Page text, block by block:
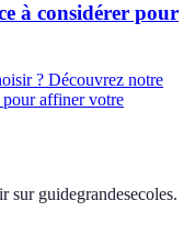
à considérer pour
? Découvrez notre
pour affiner votre
sur guidegrandesecoles.